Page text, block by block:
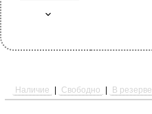
Наличие Свободно В резерве